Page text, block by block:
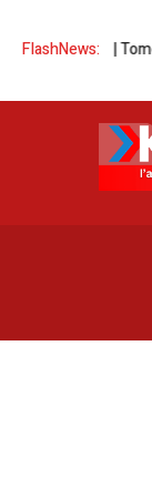
FlashNews:
Japon | Tomoko